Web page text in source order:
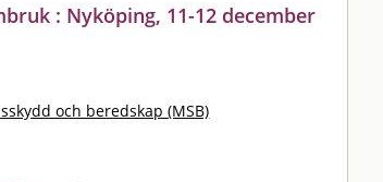
: Nyköping, 11-12 december
och beredskap (MSB)